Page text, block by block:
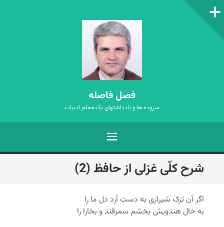
ستون‌کناری
فصل فاصله
سروده ها و یادداشتهای یک معلم ادبیات
فهرست
رفتن
به
شرح کلّی غزلی از حافظ (2)
اگر آن ترک شیرازی به دست آرد دل ما را
به خال هندویش بخشم سمرقند و بخارا را